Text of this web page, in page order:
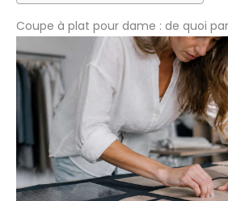
Coupe à plat pour dame : de quoi